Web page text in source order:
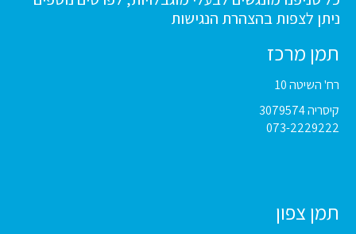
ניתן לצפות בהצהרת הנגישות
תמן מרכז
רח' השיטה 10
קיסריה 3079574
073-2229222
תמן צפון